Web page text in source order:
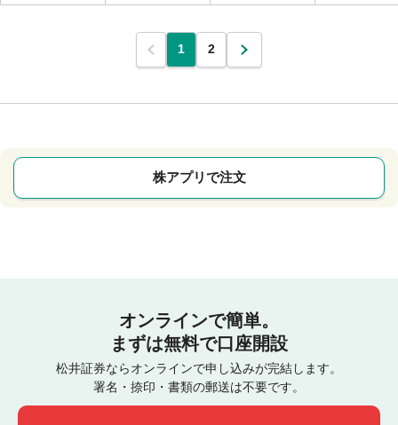
1 2
株アプリで注文
オンラインで簡単。
まずは無料で口座開設
松井証券ならオンラインで申し込みが完結します。
署名・捺印・書類の郵送は不要です。